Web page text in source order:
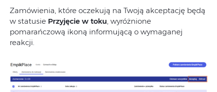
Zamówienia, które oczekują na Twoją akceptację będą
w statusie Przyjęcie w toku, wyróżnione
pomarańczową ikoną informującą o wymaganej
reakcji.